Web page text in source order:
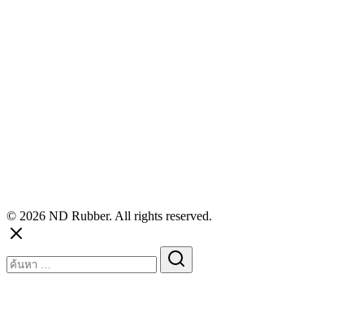
© 2026 ND Rubber. All rights reserved.
Search
for: